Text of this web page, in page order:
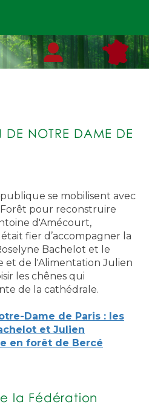
DE NOTRE DAME DE
se mobilisent avec
Forêt pour reconstruire
d'Amécourt,
fier d’accompagner la
Bachelot et le
et de l'Alimentation Julien
les chênes qui
de la cathédrale.
Dame de Paris : les
et Julien
en forêt de Bercé
la Fédération